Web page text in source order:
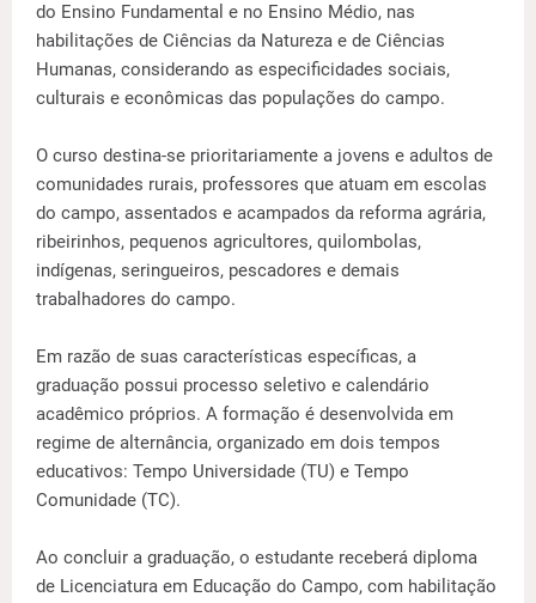
do Ensino Fundamental e no Ensino Médio, nas
habilitações de Ciências da Natureza e de Ciências
Humanas, considerando as especificidades sociais,
culturais e econômicas das populações do campo.
O curso destina-se prioritariamente a jovens e adultos de
comunidades rurais, professores que atuam em escolas
do campo, assentados e acampados da reforma agrária,
ribeirinhos, pequenos agricultores, quilombolas,
indígenas, seringueiros, pescadores e demais
trabalhadores do campo.
Em razão de suas características específicas, a
graduação possui processo seletivo e calendário
acadêmico próprios. A formação é desenvolvida em
regime de alternância, organizado em dois tempos
educativos: Tempo Universidade (TU) e Tempo
Comunidade (TC).
Ao concluir a graduação, o estudante receberá diploma
de Licenciatura em Educação do Campo, com habilitação